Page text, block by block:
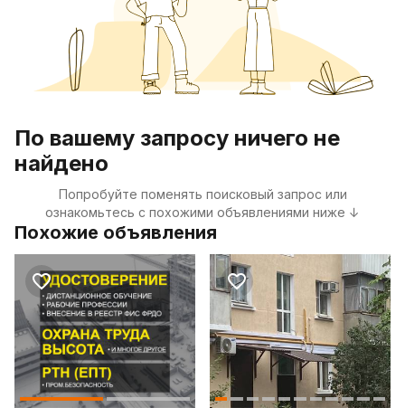
По вашему запросу ничего не
найдено
Попробуйте поменять поисковый запрос или
ознакомьтесь с похожими объявлениями ниже ↓
Похожие объявления